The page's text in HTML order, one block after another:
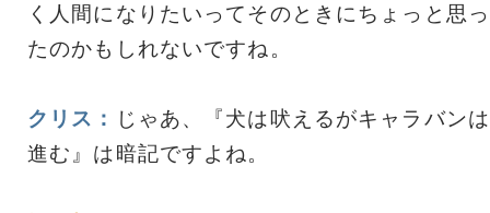
く人間になりたいってそのときにちょっと思っ
たのかもしれないですね。
クリス：
じゃあ、『犬は吠えるがキャラバンは
進む』は暗記ですよね。